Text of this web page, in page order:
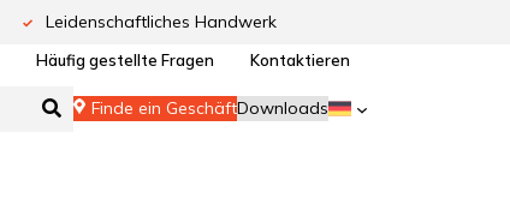
Leidenschaftliches Handwerk
Häufig gestellte Fragen Kontaktieren
Finde ein GeschäftDownloads